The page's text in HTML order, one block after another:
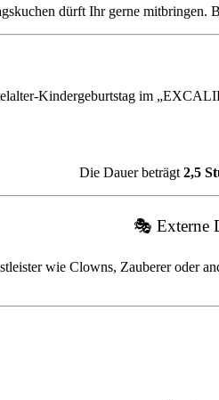
dürft Ihr gerne mitbringen.
Kindergeburtstag im
Die Dauer beträgt 2,5
🎭 Externe
wie Clowns, Zauberer oder